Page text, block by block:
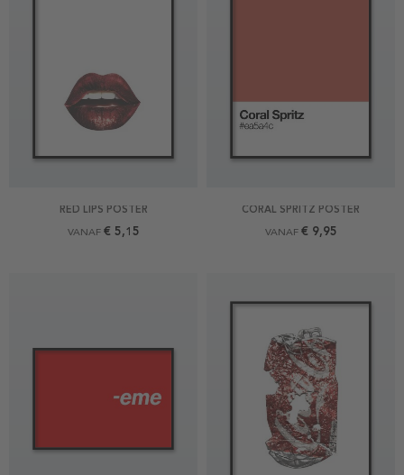
RED LIPS POSTER
VANAF € 5,15
CORAL SPRITZ POSTER
VANAF € 9,95